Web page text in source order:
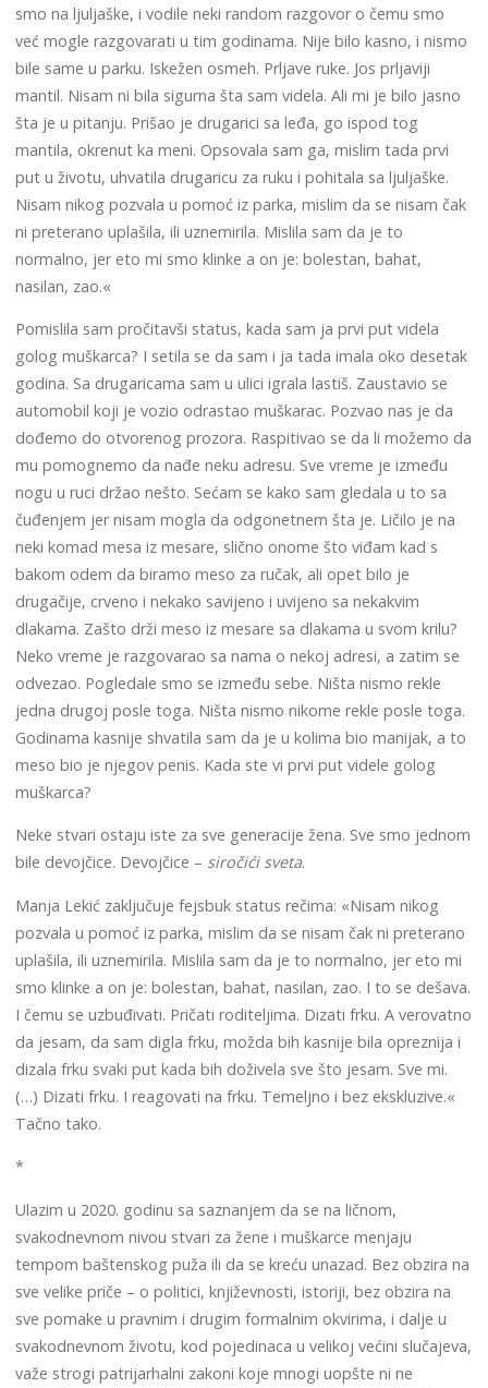
smo na ljuljaške, i vodile neki random razgovor o čemu smo
već mogle razgovarati u tim godinama. Nije bilo kasno, i nismo
bile same u parku. Iskežen osmeh. Prljave ruke. Jos prljaviji
mantil. Nisam ni bila sigurna šta sam videla. Ali mi je bilo jasno
šta je u pitanju. Prišao je drugarici sa leđa, go ispod tog
mantila, okrenut ka meni. Opsovala sam ga, mislim tada prvi
put u životu, uhvatila drugaricu za ruku i pohitala sa ljuljaške.
Nisam nikog pozvala u pomoć iz parka, mislim da se nisam čak
ni preterano uplašila, ili uznemirila. Mislila sam da je to
normalno, jer eto mi smo klinke a on je: bolestan, bahat,
nasilan, zao.«
Pomislila sam pročitavši status, kada sam ja prvi put videla
golog muškarca? I setila se da sam i ja tada imala oko desetak
godina. Sa drugaricama sam u ulici igrala lastiš. Zaustavio se
automobil koji je vozio odrastao muškarac. Pozvao nas je da
dođemo do otvorenog prozora. Raspitivao se da li možemo da
mu pomognemo da nađe neku adresu. Sve vreme je između
nogu u ruci držao nešto. Sećam se kako sam gledala u to sa
čuđenjem jer nisam mogla da odgonetnem šta je. Ličilo je na
neki komad mesa iz mesare, slično onome što viđam kad s
bakom odem da biramo meso za ručak, ali opet bilo je
drugačije, crveno i nekako savijeno i uvijeno sa nekakvim
dlakama. Zašto drži meso iz mesare sa dlakama u svom krilu?
Neko vreme je razgovarao sa nama o nekoj adresi, a zatim se
odvezao. Pogledale smo se između sebe. Ništa nismo rekle
jedna drugoj posle toga. Ništa nismo nikome rekle posle toga.
Godinama kasnije shvatila sam da je u kolima bio manijak, a to
meso bio je njegov penis. Kada ste vi prvi put videle golog
muškarca?
Neke stvari ostaju iste za sve generacije žena. Sve smo jednom
bile devojčice. Devojčice – siročići sveta.
Manja Lekić zaključuje fejsbuk status rečima: «Nisam nikog
pozvala u pomoć iz parka, mislim da se nisam čak ni preterano
uplašila, ili uznemirila. Mislila sam da je to normalno, jer eto mi
smo klinke a on je: bolestan, bahat, nasilan, zao. I to se dešava.
I čemu se uzbuđivati. Pričati roditeljima. Dizati frku. A verovatno
da jesam, da sam digla frku, možda bih kasnije bila opreznija i
dizala frku svaki put kada bih doživela sve što jesam. Sve mi.
(…) Dizati frku. I reagovati na frku. Temeljno i bez ekskluzive.«
Tačno tako.
*
Ulazim u 2020. godinu sa saznanjem da se na ličnom,
svakodnevnom nivou stvari za žene i muškarce menjaju
tempom baštenskog puža ili da se kreću unazad. Bez obzira na
sve velike priče – o politici, književnosti, istoriji, bez obzira na
sve pomake u pravnim i drugim formalnim okvirima, i dalje u
svakodnevnom životu, kod pojedinaca u velikoj većini slučajeva,
važe strogi patrijarhalni zakoni koje mnogi uopšte ni ne